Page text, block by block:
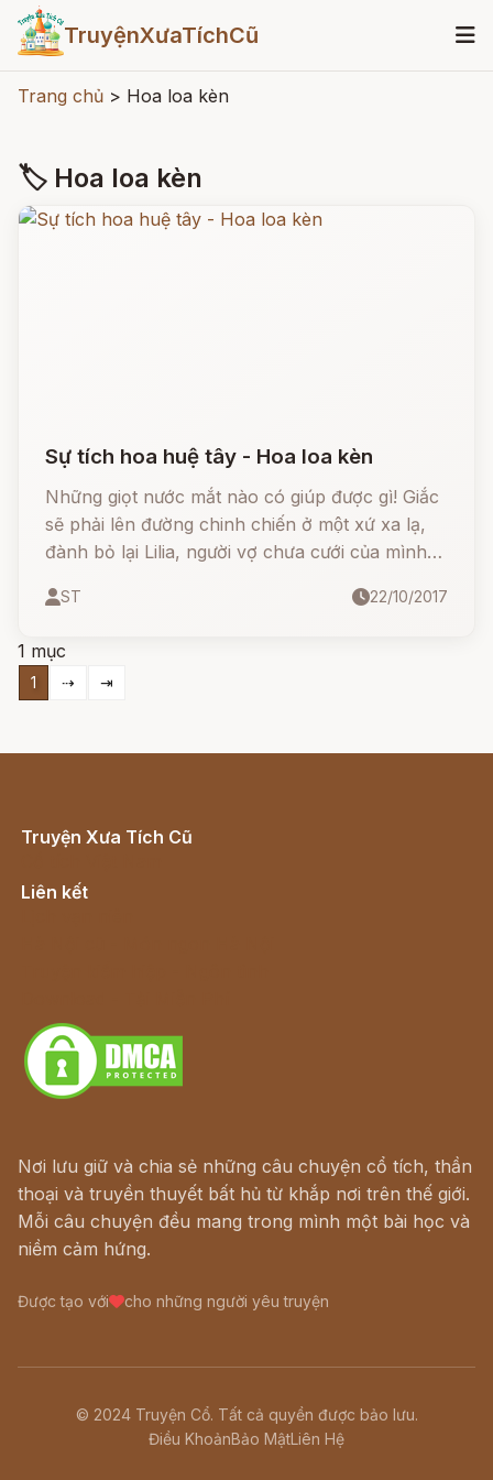
TruyệnXưaTíchCũ
Trang chủ > Hoa loa kèn
🏷 Hoa loa kèn
Sự tích hoa huệ tây - Hoa loa kèn
Những giọt nước mắt nào có giúp được gì! Giắc
sẽ phải lên đường chinh chiến ở một xứ xa lạ,
đành bỏ lại Lilia, người vợ chưa cưới của mình
khỏi lồng ngực mình, trao cho Lilia và nói:
ST 22/10/2017
1 mục
1 ⇢ ⇥
Truyện Xưa Tích Cũ
Liên kết
Nơi lưu giữ và chia sẻ những câu chuyện cổ tích, thần
thoại và truyền thuyết bất hủ từ khắp nơi trên thế giới.
Mỗi câu chuyện đều mang trong mình một bài học và
niềm cảm hứng.
Được tạo với cho những người yêu truyện
© 2024 Truyện Cổ. Tất cả quyền được bảo lưu.
Điều KhoảnBảo MậtLiên Hệ